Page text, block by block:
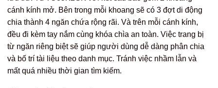
cánh kính mở. Bên trong mỗi khoang sẽ có 3 đợt di động
chia thành 4 ngăn chứa rộng rãi. Và trên mỗi cánh kính,
đều đi kèm tay nắm cùng khóa chìa an toàn. Việc trang bị
từ ngăn riêng biệt sẽ giúp người dùng dễ dàng phân chia
và bố trí tài liệu theo danh mục. Tránh việc nhầm lẫn và
mất quá nhiều thời gian tìm kiếm.